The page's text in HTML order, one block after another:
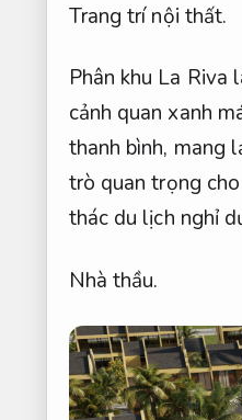
Trang trí nội thất.
Phân khu La
cảnh quan xanh
thanh bình, mang
trò quan trọng
thác du lịch nghỉ
Nhà thầu.